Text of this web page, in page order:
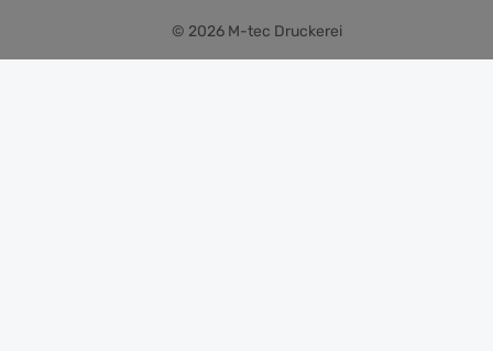
© 2026 M-tec Druckerei